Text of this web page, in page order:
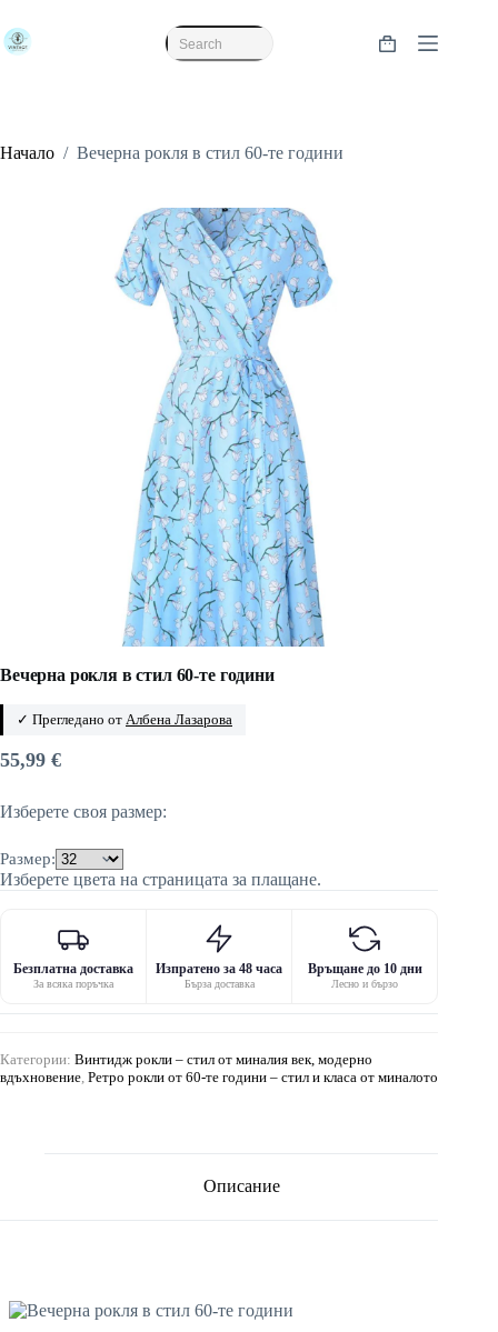
to
content
Shopping
Начало / Вечерна рокля в стил 60-те години
Вечерна рокля в стил 60-те години
✓ Прегледано от Албена Лазарова
55,99 €
Изберете своя размер:
Размер:
Изберете цвета на страницата за плащане.
Безплатна доставка
За всяка поръчка
Изпратено за 48 часа
Бърза доставка
Връщане до 10 дни
Лесно и бързо
Категории: Винтидж рокли – стил от миналия век, модерно
вдъхновение Ретро рокли от 60-те години – стил и класа от миналото
Описание